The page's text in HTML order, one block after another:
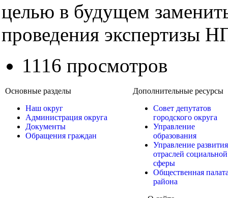
целью в будущем
проведения экспертизы
1116 просмотров
Основные разделы
Наш округ
Администрация округа
Документы
Обращения граждан
Дополнительные ресурсы
Совет депутатов
городского округа
Управление
образования
Управление развития
отраслей социальной
сферы
Общественная
района